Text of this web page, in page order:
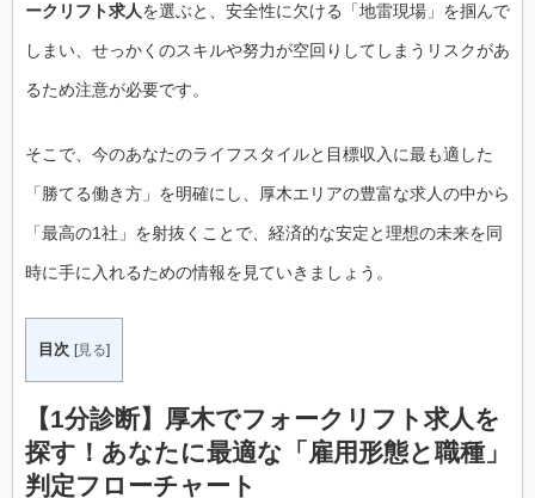
ークリフト求人を選ぶと、安全性に欠ける「地雷現場」を掴んで
しまい、せっかくのスキルや努力が空回りしてしまうリスクがあ
るため注意が必要です。
そこで、今のあなたのライフスタイルと目標収入に最も適した
「勝てる働き方」を明確にし、厚木エリアの豊富な求人の中から
「最高の1社」を射抜くことで、経済的な安定と理想の未来を同
時に手に入れるための情報を見ていきましょう。
目次 [見る]
【1分診断】厚木でフォークリフト求人を
探す！あなたに最適な「雇用形態と職種」
判定フローチャート